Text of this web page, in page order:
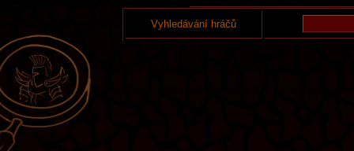
Vyhledávání hráčů